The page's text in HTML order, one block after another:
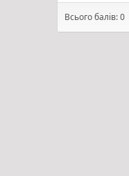
Всього балів: 0